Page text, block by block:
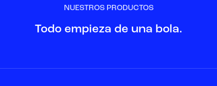
NUESTROS PRODUCTOS
Todo empieza de una bola.